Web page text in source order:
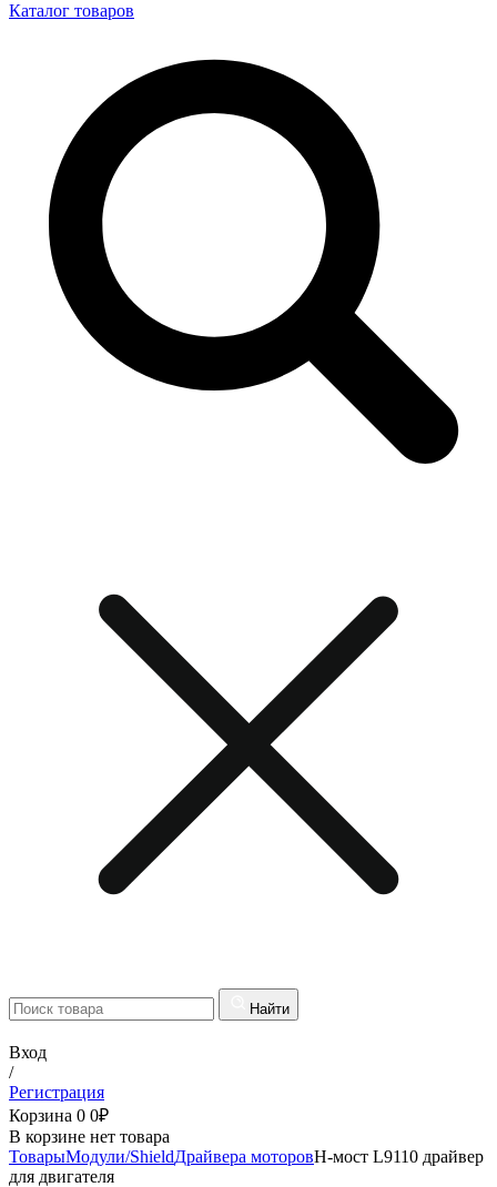
Каталог товаров
Найти
Вход
/
Регистрация
Корзина 0 0₽
В корзине нет товара
ТоварыМодули/ShieldДрайвера моторовH-мост L9110 драйвер
для двигателя